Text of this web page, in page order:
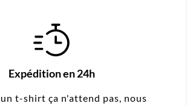
Expédition en 24h
t-shirt ça n'attend pas, nous